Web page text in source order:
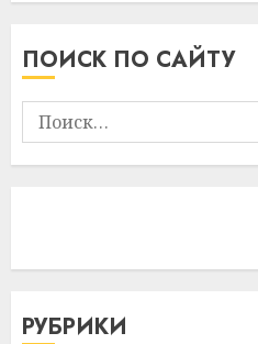
ПОИСК ПО САЙТУ
Найти:
РУБРИКИ